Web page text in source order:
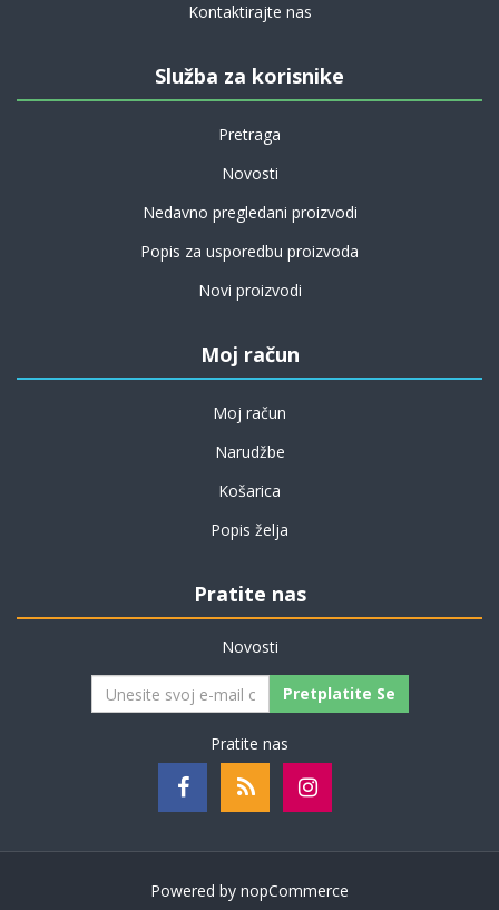
Kontaktirajte nas
Služba za korisnike
Pretraga
Novosti
Nedavno pregledani proizvodi
Popis za usporedbu proizvoda
Novi proizvodi
Moj račun
Moj račun
Narudžbe
Košarica
Popis želja
Pratite nas
Novosti
Pretplatite Se
Pratite nas
Powered by nopCommerce